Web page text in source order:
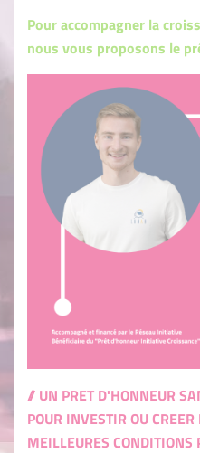
Pour accompagner la
nous vous proposons le
// UN PRET D'HONNEUR
POUR INVESTIR OU
MEILLEURES CONDITIONS